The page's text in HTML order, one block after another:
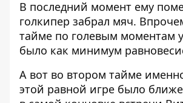
В последний момент ему
голкипер забрал мяч.
тайме по голевым моментам
было как минимум
А вот во втором тайме
этой равной игре было